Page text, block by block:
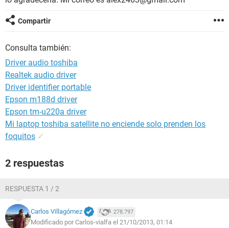
Compartir
Consulta también:
Driver audio toshiba
Realtek audio driver
Driver identifier portable
Epson m188d driver
Epson tm-u220a driver
Mi laptop toshiba satellite no enciende solo prenden los
foquitos ✓
2 respuestas
RESPUESTA 1 / 2
Carlos Villagómez 278.797
Modificado por Carlos-vialfa el 21/10/2013, 01:14